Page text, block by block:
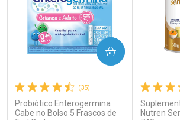
Ativar Desconto Ativar
(35)
Probiótico Enterogermina
Cabe no Bolso 5 Frascos de
COMPRAR
Nutren